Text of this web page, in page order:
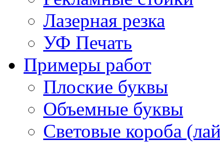
Лазерная резка
УФ Печать
Примеры работ
Плоские буквы
Объемные буквы
Световые короба